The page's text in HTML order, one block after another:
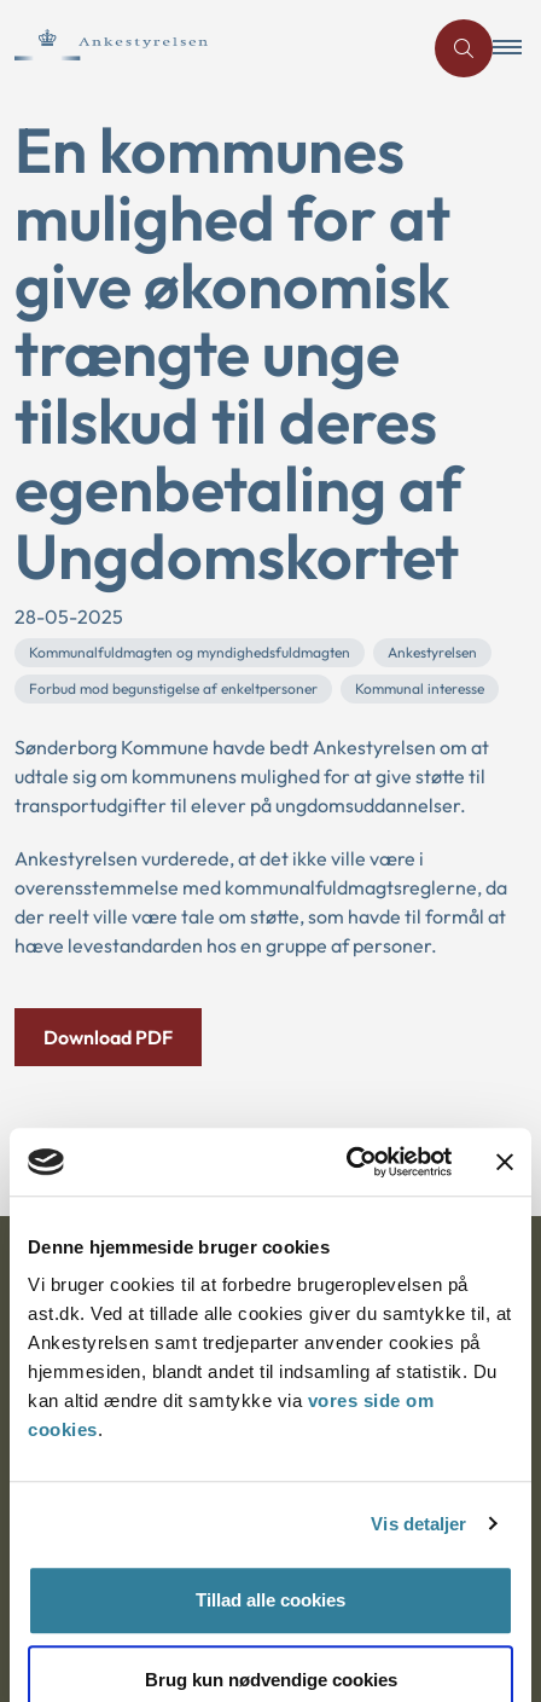
Denne hjemmeside bruger cookies
Vi bruger cookies til at forbedre brugeroplevelsen på
ast.dk. Ved at tillade alle cookies giver du samtykke til, at
Ankestyrelsen samt tredjeparter anvender cookies på
hjemmesiden, blandt andet til indsamling af statistik. Du
kan altid ændre dit samtykke via vores side om
cookies.
Vis detaljer
Tillad alle cookies
Brug kun nødvendige cookies
En kommunes
mulighed for at
give økonomisk
trængte unge
tilskud til deres
egenbetaling af
Ungdomskortet
28-05-2025
Kommunalfuldmagten og myndighedsfuldmagten
Ankestyrelsen
Forbud mod begunstigelse af enkeltpersoner
Kommunal interesse
Sønderborg Kommune havde bedt Ankestyrelsen om at
udtale sig om kommunens mulighed for at give støtte til
transportudgifter til elever på ungdomsuddannelser.
Ankestyrelsen vurderede, at det ikke ville være i
overensstemmelse med kommunalfuldmagtsreglerne, da
der reelt ville være tale om støtte, som havde til formål at
hæve levestandarden hos en gruppe af personer.
Download PDF
Ankestyrelsen
Postadresse:
Nytorv 7, 2. sal
9000 Aalborg
Ankestyrelsen København
CVR: 1007 4002